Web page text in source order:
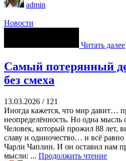
admin
Новости
Читать далее
Самый потерянный
без смеха
13.03.2026 / 121
Иногда кажется, что мир давит…
неопределённость. Но одна мысль
Человек, который прожил 88 лет,
славу и одиночество… и всё
Чарли Чаплин. И он оставил нам
мысли: ... Продолжить чтение